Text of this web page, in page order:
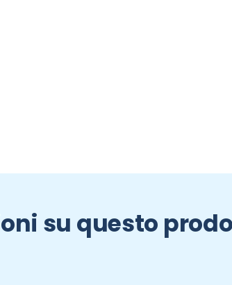
su questo